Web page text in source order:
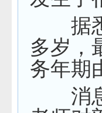
据悉
多岁，
务年期
消息